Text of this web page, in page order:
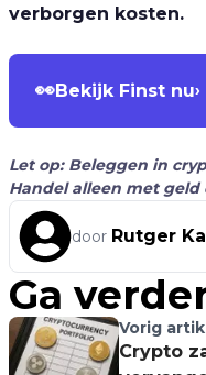
verborgen kosten.
👀Bekijk Finst nu›
Let op: Beleggen in
Handel alleen met
door Rutger
Ga
Vorig
Crypto